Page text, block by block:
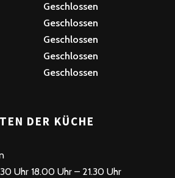
Geschlossen
Geschlossen
Geschlossen
Geschlossen
Geschlossen
DER KÜCHE
Uhr 18.00 Uhr – 21.30 Uhr